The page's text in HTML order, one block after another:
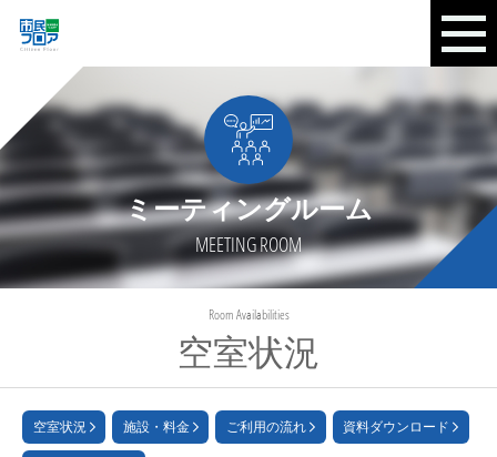
ミーティングルーム
MEETING ROOM
空室状況
Room Availabilities
空室状況 施設・料金 ご利用の流れ 資料ダウンロード